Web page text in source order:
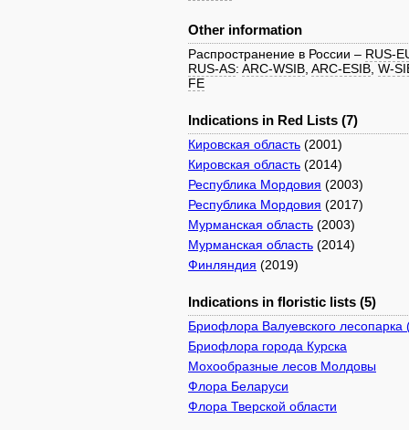
Other information
Распространение в России – RUS-
RUS-AS: ARC-WSIB ARC-ESIB W-
FE
Indications in Red Lists (7)
Кировская область (2001)
Кировская область (2014)
Республика Мордовия (2003)
Республика Мордовия (2017)
Мурманская область (2003)
Мурманская область (2014)
Финляндия (2019)
Indications in floristic lists (5)
Бриофлора Валуевского
Бриофлора города Курска
Мохообразные лесов Молдовы
Флора Беларуси
Флора Тверской области